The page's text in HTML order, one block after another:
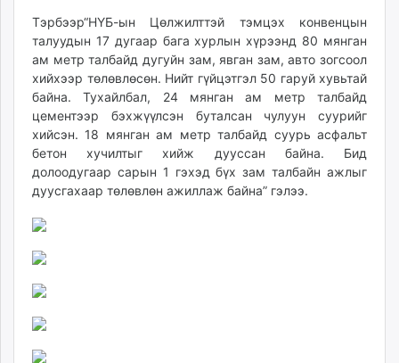
fact.mn
itoim.mn
tumen.mn
shuum.mn
times.mn
tvmongolia.mn
mass.mn
unegui.mn
assa.mn
toim.mn
tac.mn
paparazzi.mn
unread.today
Тэрбээр“НҮБ-ын Цөлжилттэй тэмцэх конвенцын
талуудын 17 дугаар бага хурлын хүрээнд 80 мянган
ам метр талбайд дугуйн зам, явган зам, авто зогсоол
хийхээр төлөвлөсөн. Нийт гүйцэтгэл 50 гаруй хувьтай
байна. Тухайлбал, 24 мянган ам метр талбайд
цементээр бэхжүүлсэн буталсан чулуун суурийг
хийсэн. 18 мянган ам метр талбайд суурь асфальт
бетон хучилтыг хийж дууссан байна. Бид
долоодугаар сарын 1 гэхэд бүх зам талбайн ажлыг
дуусгахаар төлөвлөн ажиллаж байна” гэлээ.